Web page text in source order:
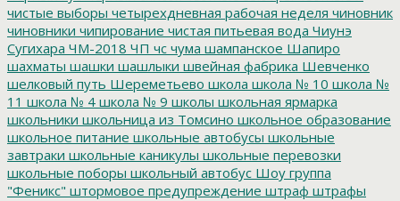
чистые выборы четырехдневная рабочая неделя чиновник
чиновники чипирование чистая питьевая вода Чиунэ
Сугихара ЧМ-2018 ЧП чс чума шампанское Шапиро
шахматы шашки шашлыки швейная фабрика Шевченко
шелковый путь Шереметьево школа школа № 10 школа №
11 школа № 4 школа № 9 школы школьная ярмарка
школьники школьница из Томсино школьное образование
школьное питание школьные автобусы школьные
завтраки школьные каникулы школьные перевозки
школьные поборы школьный автобус Шоу группа
"Феникс" штормовое предупреждение штраф штрафы